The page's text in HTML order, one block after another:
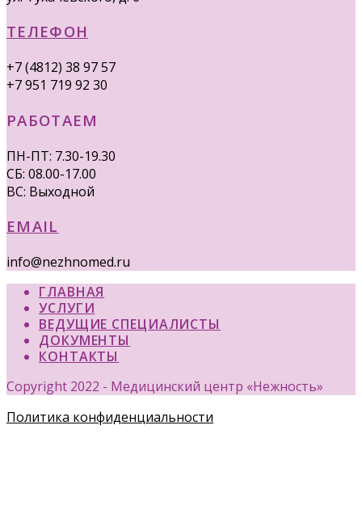
ТЕЛЕФОН
+7 (4812) 38 97 57
+7 951 719 92 30
РАБОТАЕМ
ПН-ПТ: 7.30-19.30
СБ: 08.00-17.00
ВС: Выходной
EMAIL
info@nezhnomed.ru
ГЛАВНАЯ
УСЛУГИ
ВЕДУЩИЕ СПЕЦИАЛИСТЫ
ДОКУМЕНТЫ
КОНТАКТЫ
Copyright 2022 - Медицинский центр «Нежность»
Политика конфиденциальности